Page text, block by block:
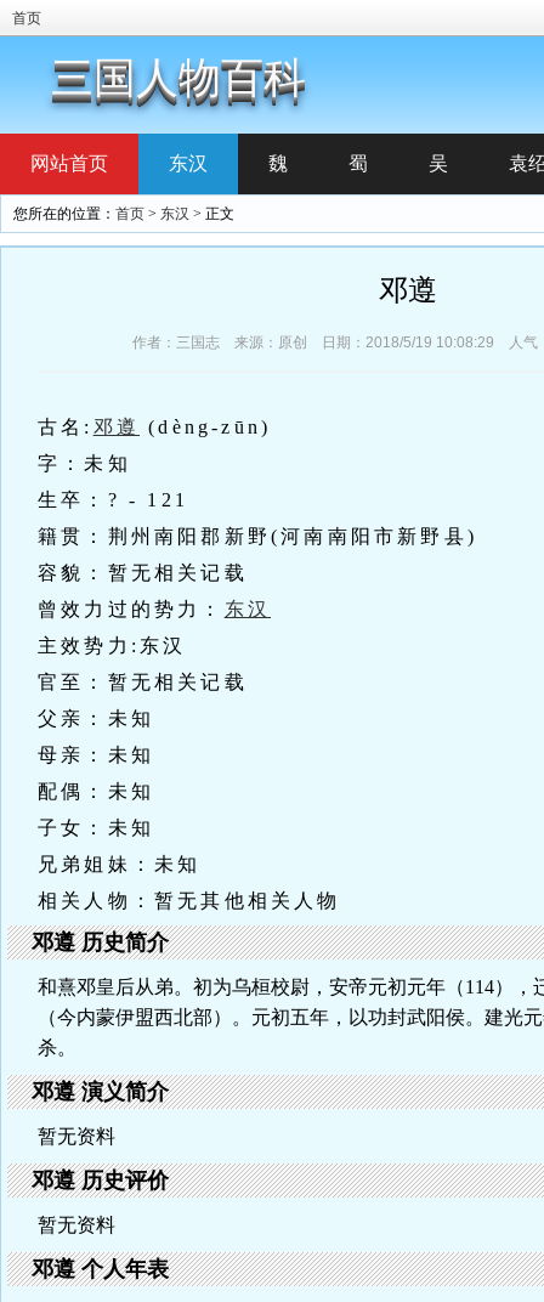
首页
三国人物百科
网站首页 东汉 魏 蜀 吴 袁
您所在的位置： 首页 > 东汉 > 正文
邓遵
作者：三国志 来源：原创 日期：2018/5/19 10:08:29 人气
古名: 邓遵
(dèng-zūn)
字：未知
生卒：? - 121
籍贯：荆州南阳郡新野(河南南阳市新野县)
容貌：暂无相关记载
曾效力过的势力： 东汉
主效势力:东汉
官至：暂无相关记载
父亲：未知
母亲：未知
配偶：未知
子女：未知
兄弟姐妹：未知
相关人物：暂无其他相关人物
邓遵 历史简介
和熹邓皇后从弟。初为乌桓校尉，安帝元初元年（114），
（今内蒙伊盟西北部）。元初五年，以功封武阳侯。建光
杀。
邓遵 演义简介
暂无资料
邓遵 历史评价
暂无资料
邓遵 个人年表